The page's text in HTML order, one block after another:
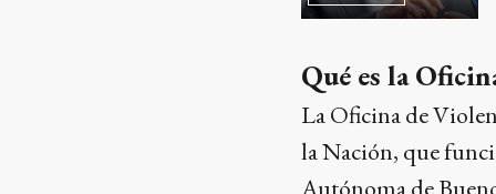
Qué es la
La Oficina de
la Nación, que
Autónoma de